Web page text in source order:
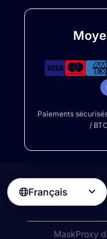
Paiements
/
Français 
MaskProxy